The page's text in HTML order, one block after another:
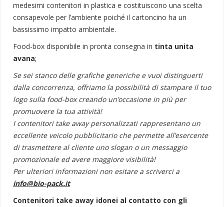
medesimi contenitori in plastica e costituiscono una scelta
consapevole per l’ambiente poiché il cartoncino ha un
bassissimo impatto ambientale.
Food-box disponibile in pronta consegna in tinta unita
avana;
Se sei stanco delle grafiche generiche e vuoi distinguerti
dalla concorrenza, offriamo la possibilità di stampare il tuo
logo sulla food-box creando un’occasione in più per
promuovere la tua attività!
I contenitori take away personalizzati rappresentano un
eccellente veicolo pubblicitario che permette all’esercente
di trasmettere al cliente uno slogan o un messaggio
promozionale ed avere maggiore visibilità!
Per ulteriori informazioni non esitare a scriverci a
info@bio-pack.it
Contenitori take away idonei al contatto con gli